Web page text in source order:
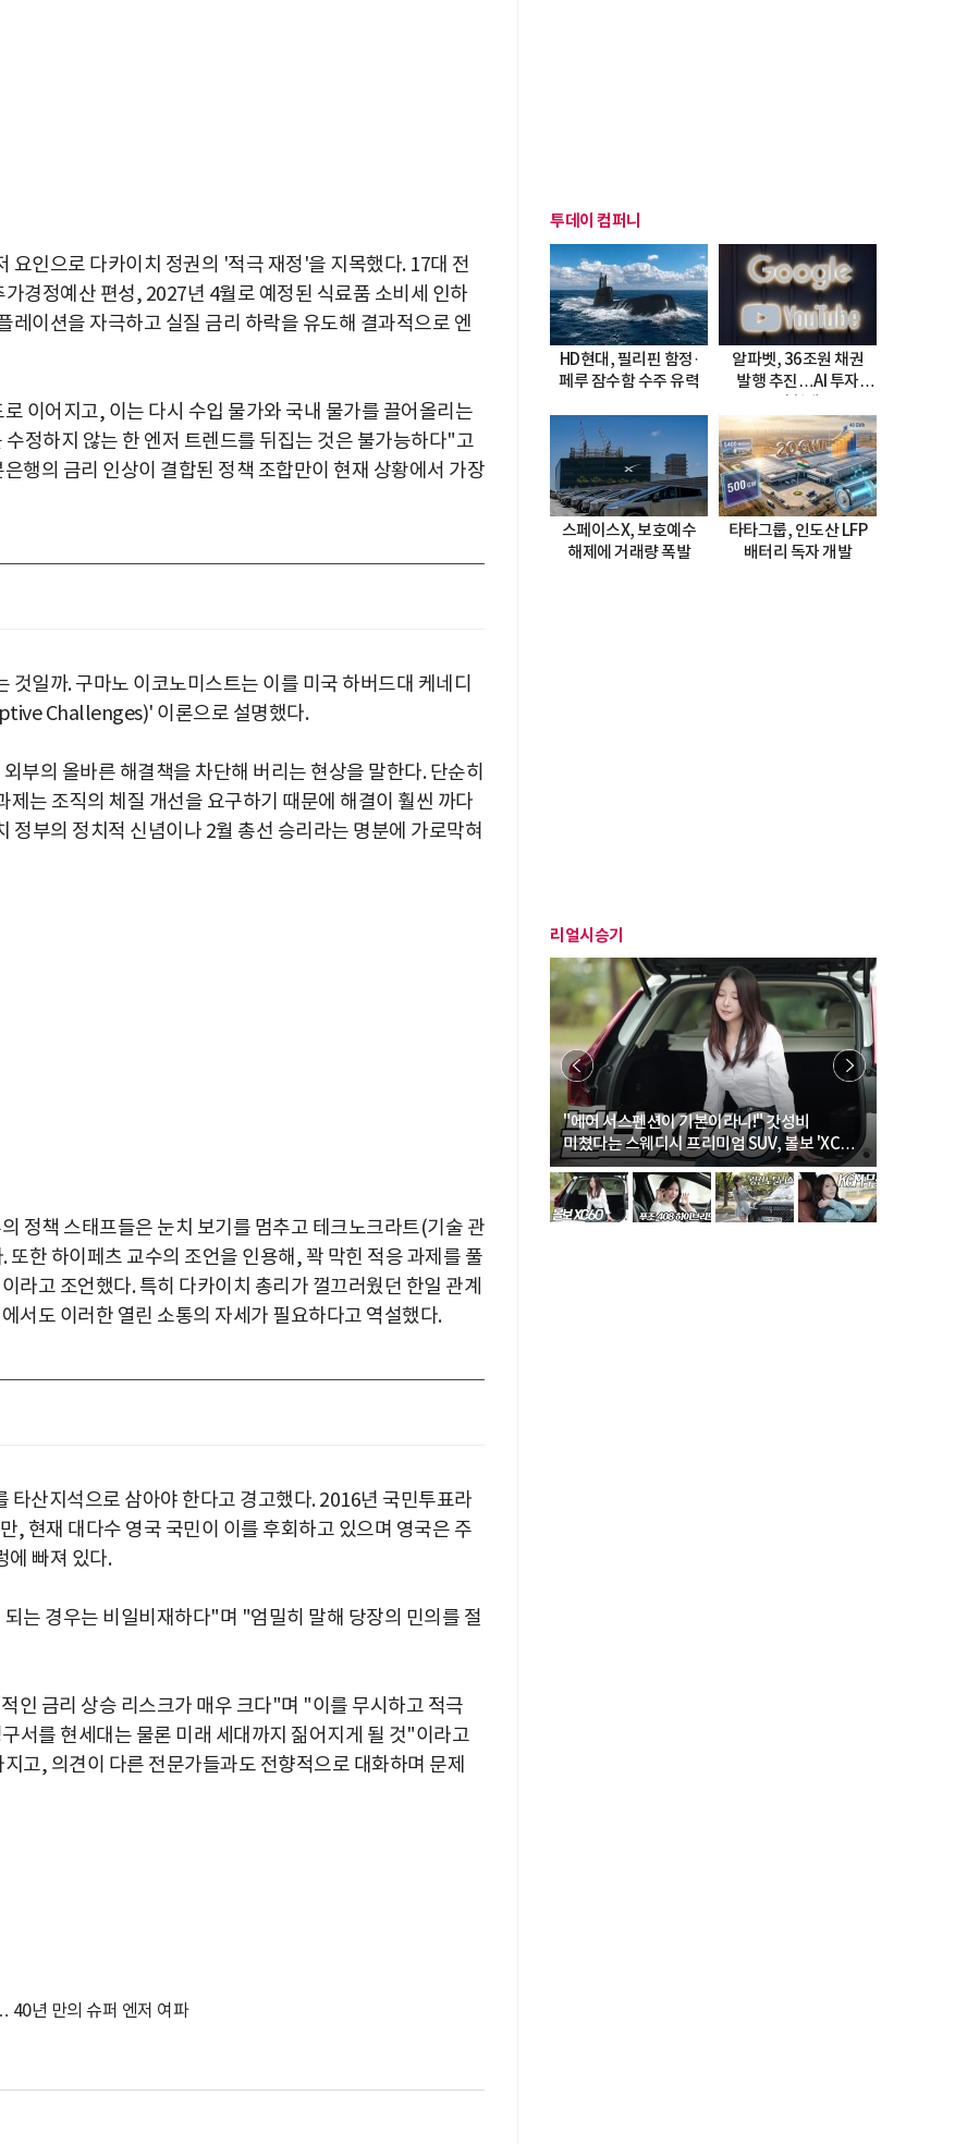
요인으로 다카이치 정권의 '적극 재정'을 지목했다. 17대 전
경정예산 편성, 2027년 4월로 예정된 식료품 소비세 인하
이션을 자극하고 실질 금리 하락을 유도해 결과적으로 엔
이어지고, 이는 다시 수입 물가와 국내 물가를 끌어올리는
정하지 않는 한 엔저 트렌드를 뒤집는 것은 불가능하다"고
행의 금리 인상이 결합된 정책 조합만이 현재 상황에서 가장
일까. 구마노 이코노미스트는 이를 미국 하버드대 케네디
Challenges)' 이론으로 설명했다.
부의 올바른 해결책을 차단해 버리는 현상을 말한다. 단순히
는 조직의 체질 개선을 요구하기 때문에 해결이 훨씬 까다
부의 정치적 신념이나 2월 총선 승리라는 명분에 가로막혀
정책 스태프들은 눈치 보기를 멈추고 테크노크라트(기술 관
한 하이페츠 교수의 조언을 인용해, 꽉 막힌 적응 과제를 풀
라고 조언했다. 특히 다카이치 총리가 껄끄러웠던 한일 관계
서도 이러한 열린 소통의 자세가 필요하다고 역설했다.
산지석으로 삼아야 한다고 경고했다. 2016년 국민투표라
, 현재 대다수 영국 국민이 이를 후회하고 있으며 영국은 주
에 빠져 있다.
는 경우는 비일비재하다"며 "엄밀히 말해 당장의 민의를 절
인 금리 상승 리스크가 매우 크다"며 "이를 무시하고 적극
서를 현세대는 물론 미래 세대까지 짊어지게 될 것"이라고
고, 의견이 다른 전문가들과도 전향적으로 대화하며 문제
40년 만의 슈퍼 엔저 여파
투데이 컴퍼니
HD현대, 필리핀 함정·
페루 잠수함 수주 유력
알파벳, 36조원 채권
발행 추진…AI 투자
스페이스X, 보호예수
해제에 거래량 폭발
타타그룹, 인도산 LFP
배터리 독자 개발
리얼시승기
"에어 서스펜션이 기본이라니!" 갓성비
미쳤다는 스웨디시 프리미엄 SUV, 볼보 'XC60
B5 울트라'